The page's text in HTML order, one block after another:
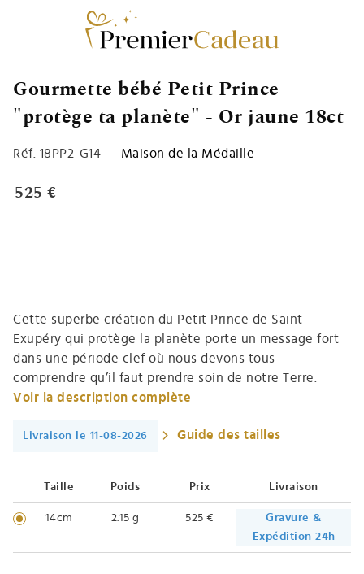
Gourmette bébé Petit Prince
"protège ta planète" - Or jaune 18ct
Réf. 18PP2-G14 - Maison de la Médaille
525 €
Cette superbe création du Petit Prince de Saint
Exupéry qui protège la planète porte un message fort
dans une période clef où nous devons tous
comprendre qu’il faut prendre soin de notre Terre.
Voir la description complète
Livraison le 11-08-2026 Guide des tailles
Taille Poids Prix Livraison
14cm 2.15 g 525 €
Gravure &
Expédition 24h